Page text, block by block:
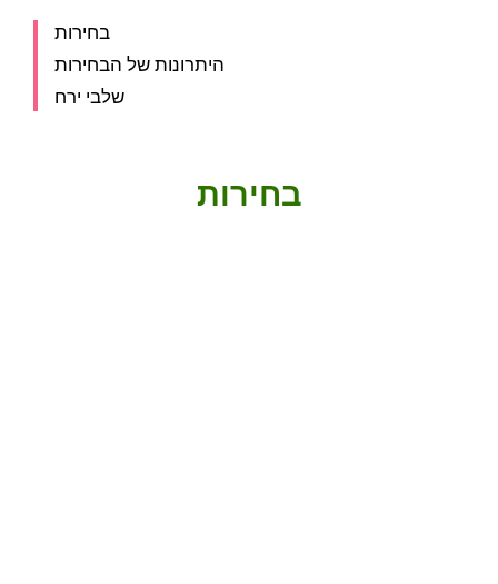
בחירות
היתרונות של הבחירות
שלבי ירח
בחירות